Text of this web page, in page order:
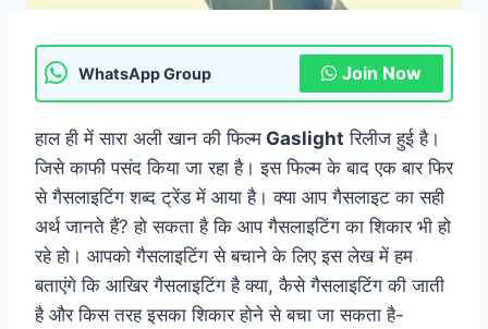
WhatsApp Group Join Now
हाल ही में सारा अली खान की फिल्म Gaslight रिलीज हुई है।
जिसे काफी पसंद किया जा रहा है। इस फिल्म के बाद एक बार फिर
से गैसलाइटिंग शब्द ट्रेंड में आया है। क्या आप गैसलाइट का सही
अर्थ जानते हैं? हो सकता है कि आप गैसलाइटिंग का शिकार भी हो
रहे हो। आपको गैसलाइटिंग से बचाने के लिए इस लेख में हम
बताएंगे कि आखिर गैसलाइटिंग है क्या, कैसे गैसलाइटिंग की जाती
है और किस तरह इसका शिकार होने से बचा जा सकता है-